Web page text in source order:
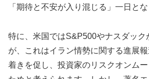
「期待と不安が入り混じる」一日とな
特に、米国ではS&P500やナスダック
が、これはイラン情勢に関する進展
着きを促し、投資家のリスクオンム